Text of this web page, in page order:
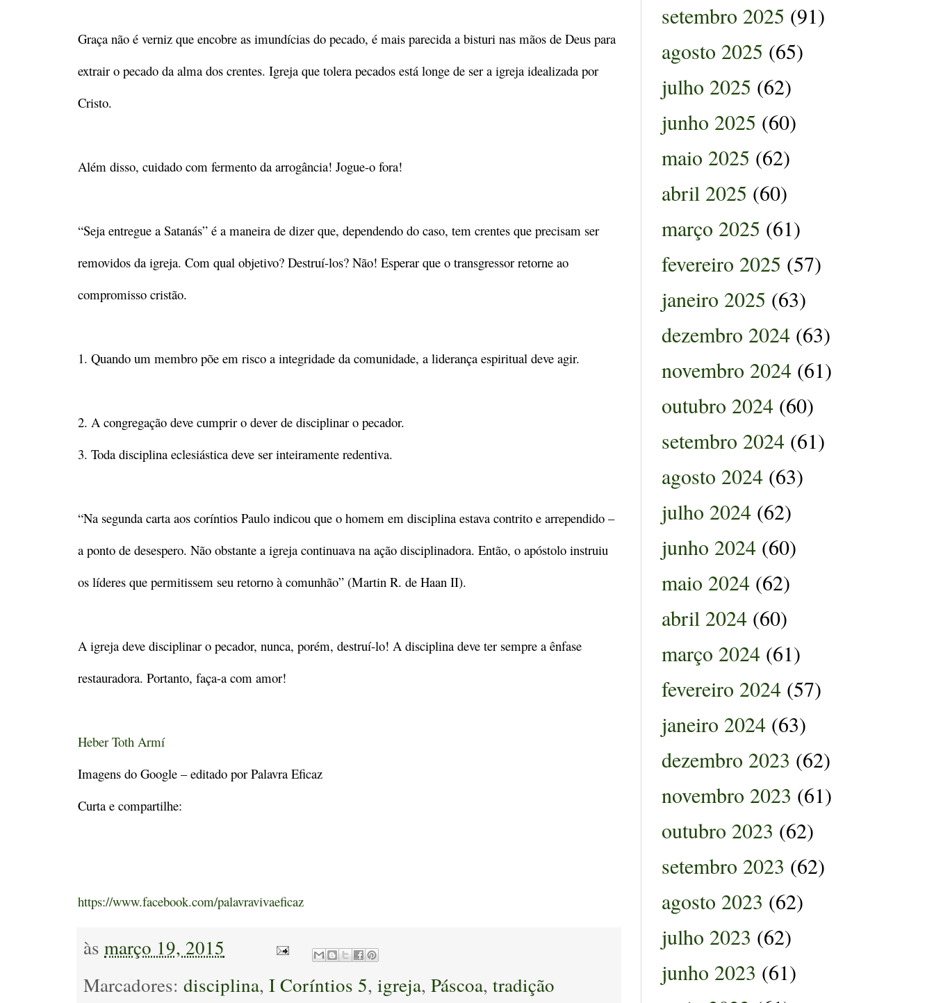
Graça não é verniz que encobre as imundícias do pecado, é mais parecida a bisturi nas mãos de Deus para
extrair o pecado da alma dos crentes. Igreja que tolera pecados está longe de ser a igreja idealizada por
Cristo.
Além disso, cuidado com fermento da arrogância! Jogue-o fora!
“Seja entregue a Satanás” é a maneira de dizer que, dependendo do caso, tem crentes que precisam ser
removidos da igreja. Com qual objetivo? Destruí-los? Não! Esperar que o transgressor retorne ao
compromisso cristão.
1. Quando um membro põe em risco a integridade da comunidade, a liderança espiritual deve agir.
2. A congregação deve cumprir o dever de disciplinar o pecador.
3. Toda disciplina eclesiástica deve ser inteiramente redentiva.
“Na segunda carta aos coríntios Paulo indicou que o homem em disciplina estava contrito e arrependido –
a ponto de desespero. Não obstante a igreja continuava na ação disciplinadora. Então, o apóstolo instruiu
os líderes que permitissem seu retorno à comunhão” (Martin R. de Haan II).
A igreja deve disciplinar o pecador, nunca, porém, destruí-lo! A disciplina deve ter sempre a ênfase
restauradora. Portanto, faça-a com amor!
Heber Toth Armí
Imagens do Google – editado por Palavra Eficaz
Curta e compartilhe:
https://www.facebook.com/palavravivaeficaz
às março 19, 2015
Marcadores: disciplina, I Coríntios 5, igreja, Páscoa, tradição
setembro 2025 (91)
agosto 2025 (65)
julho 2025 (62)
junho 2025 (60)
maio 2025 (62)
abril 2025 (60)
março 2025 (61)
fevereiro 2025 (57)
janeiro 2025 (63)
dezembro 2024 (63)
novembro 2024 (61)
outubro 2024 (60)
setembro 2024 (61)
agosto 2024 (63)
julho 2024 (62)
junho 2024 (60)
maio 2024 (62)
abril 2024 (60)
março 2024 (61)
fevereiro 2024 (57)
janeiro 2024 (63)
dezembro 2023 (62)
novembro 2023 (61)
outubro 2023 (62)
setembro 2023 (62)
agosto 2023 (62)
julho 2023 (62)
junho 2023 (61)